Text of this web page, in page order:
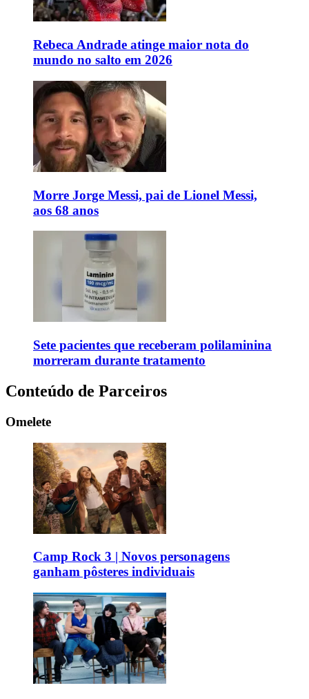
Rebeca Andrade atinge maior nota do
mundo no salto em 2026
Morre Jorge Messi, pai de Lionel Messi,
aos 68 anos
Sete pacientes que receberam polilaminina
morreram durante tratamento
Conteúdo de Parceiros
Omelete
Camp Rock 3 | Novos personagens
ganham pôsteres individuais